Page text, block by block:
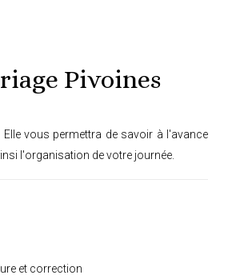
Pivoines
Elle vous permettra de savoir à l'avance
l'organisation de votre journée.
et correction